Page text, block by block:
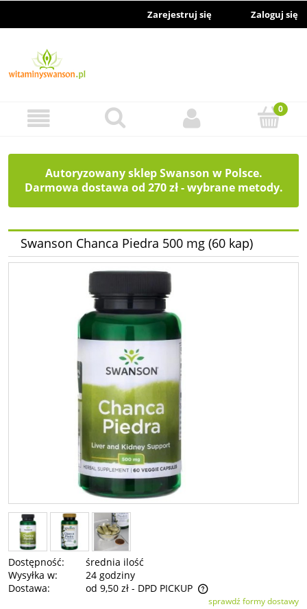
Zarejestruj się Zaloguj się
Autoryzowany sklep Swanson w Polsce.
Darmowa dostawa od 270 zł - wybrane metody.
Swanson Chanca Piedra 500 mg (60 kap)
Dostępność:
średnia ilość
Wysyłka w:
24 godziny
Dostawa:
od 9,50 zł - DPD PICKUP
Cena nie zawiera ewentualnych kosztów płatnościsprawdź formy dostawy